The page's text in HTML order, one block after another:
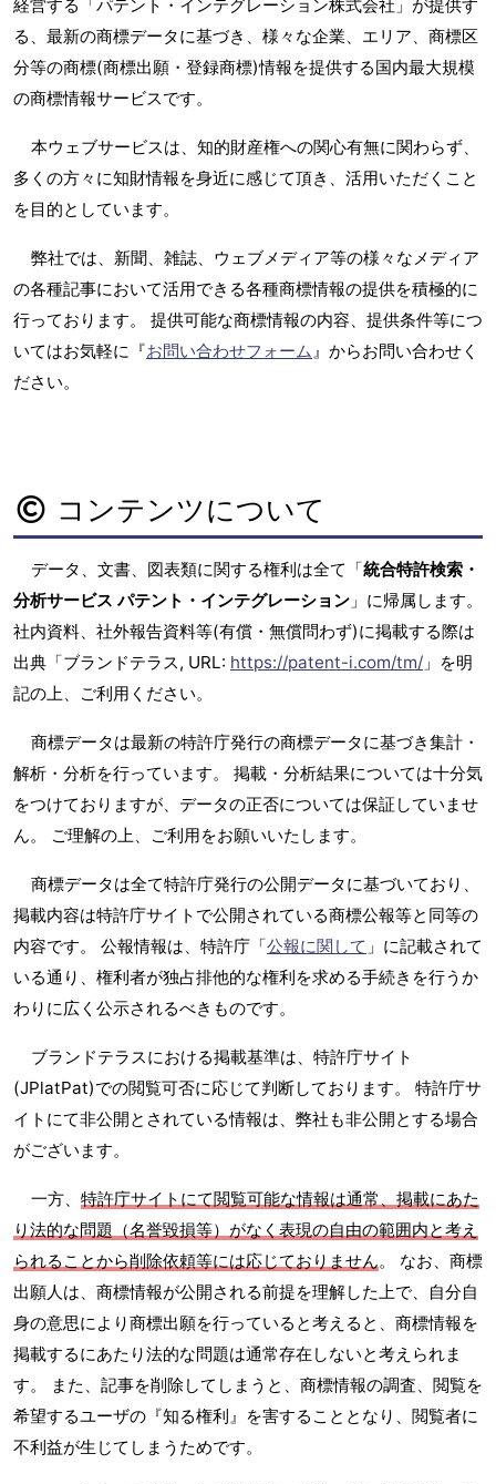
経営する「パテント・インテグレーション株式会社」が提供す
る、最新の商標データに基づき、様々な企業、エリア、商標区
分等の商標(商標出願・登録商標)情報を提供する国内最大規模
の商標情報サービスです。
本ウェブサービスは、知的財産権への関心有無に関わらず、
多くの方々に知財情報を身近に感じて頂き、活用いただくこと
を目的としています。
弊社では、新聞、雑誌、ウェブメディア等の様々なメディア
の各種記事において活用できる各種商標情報の提供を積極的に
行っております。 提供可能な商標情報の内容、提供条件等につ
いてはお気軽に『お問い合わせフォーム』からお問い合わせく
ださい。
コンテンツについて
データ、文書、図表類に関する権利は全て「統合特許検索・
分析サービス パテント・インテグレーション 」に帰属します。
社内資料、社外報告資料等(有償・無償問わず)に掲載する際は
出典「ブランドテラス, URL: https://patent-i.com/tm/ 」を明
記の上、ご利用ください。
商標データは最新の特許庁発行の商標データに基づき集計・
解析・分析を行っています。 掲載・分析結果については十分気
をつけておりますが、データの正否については保証していませ
ん。 ご理解の上、ご利用をお願いいたします。
商標データは全て特許庁発行の公開データに基づいており、
掲載内容は特許庁サイトで公開されている商標公報等と同等の
内容です。 公報情報は、特許庁「公報に関して 」に記載されて
いる通り、権利者が独占排他的な権利を求める手続きを行うか
わりに広く公示されるべきものです。
ブランドテラスにおける掲載基準は、特許庁サイト
(JPlatPat)での閲覧可否に応じて判断しております。 特許庁サ
イトにて非公開とされている情報は、弊社も非公開とする場合
がございます。
一方、 特許庁サイトにて閲覧可能な情報は通常、掲載にあた
り法的な問題（名誉毀損等）がなく表現の自由の範囲内と考え
られることから削除依頼等には応じておりません。 なお、商標
出願人は、商標情報が公開される前提を理解した上で、自分自
身の意思により商標出願を行っていると考えると、商標情報を
掲載するにあたり法的な問題は通常存在しないと考えられま
す。 また、記事を削除してしまうと、商標情報の調査、閲覧を
希望するユーザの『知る権利』を害することとなり、閲覧者に
不利益が生じてしまうためです。